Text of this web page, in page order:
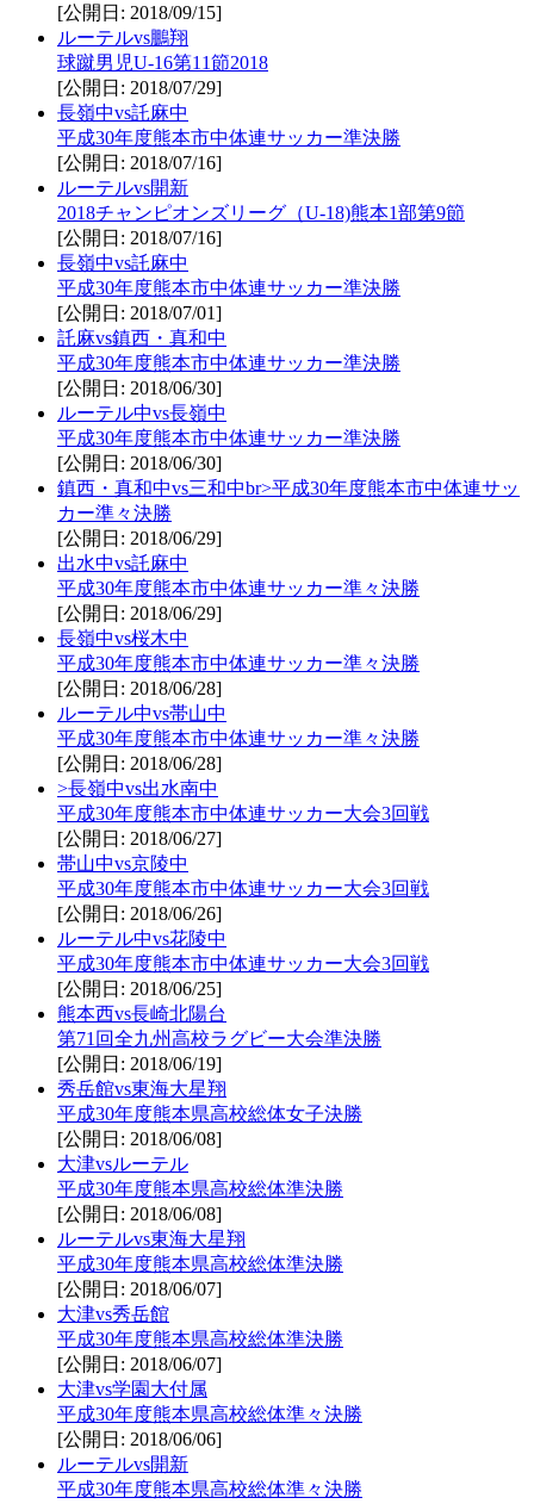
[公開日: 2018/09/15]
ルーテルvs鵬翔
球蹴男児U-16第11節2018
[公開日: 2018/07/29]
長嶺中vs託麻中
平成30年度熊本市中体連サッカー準決勝
[公開日: 2018/07/16]
ルーテルvs開新
2018チャンピオンズリーグ（U-18)熊本1部第9節
[公開日: 2018/07/16]
長嶺中vs託麻中
平成30年度熊本市中体連サッカー準決勝
[公開日: 2018/07/01]
託麻vs鎮西・真和中
平成30年度熊本市中体連サッカー準決勝
[公開日: 2018/06/30]
ルーテル中vs長嶺中
平成30年度熊本市中体連サッカー準決勝
[公開日: 2018/06/30]
鎮西・真和中vs三和中br>平成30年度熊本市中体連サッ
カー準々決勝
[公開日: 2018/06/29]
出水中vs託麻中
平成30年度熊本市中体連サッカー準々決勝
[公開日: 2018/06/29]
長嶺中vs桜木中
平成30年度熊本市中体連サッカー準々決勝
[公開日: 2018/06/28]
ルーテル中vs帯山中
平成30年度熊本市中体連サッカー準々決勝
[公開日: 2018/06/28]
>長嶺中vs出水南中
平成30年度熊本市中体連サッカー大会3回戦
[公開日: 2018/06/27]
帯山中vs京陵中
平成30年度熊本市中体連サッカー大会3回戦
[公開日: 2018/06/26]
ルーテル中vs花陵中
平成30年度熊本市中体連サッカー大会3回戦
[公開日: 2018/06/25]
熊本西vs長崎北陽台
第71回全九州高校ラグビー大会準決勝
[公開日: 2018/06/19]
秀岳館vs東海大星翔
平成30年度熊本県高校総体女子決勝
[公開日: 2018/06/08]
大津vsルーテル
平成30年度熊本県高校総体準決勝
[公開日: 2018/06/08]
ルーテルvs東海大星翔
平成30年度熊本県高校総体準決勝
[公開日: 2018/06/07]
大津vs秀岳館
平成30年度熊本県高校総体準決勝
[公開日: 2018/06/07]
大津vs学園大付属
平成30年度熊本県高校総体準々決勝
[公開日: 2018/06/06]
ルーテルvs開新
平成30年度熊本県高校総体準々決勝